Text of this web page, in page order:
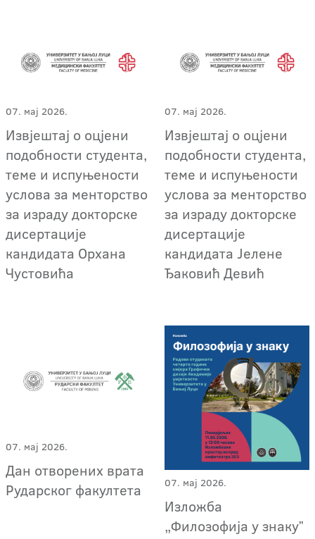
07. мај 2026.
Извјештај о оцјени
подобности студента,
теме и испуњености
услова за менторство
за израду докторске
дисертације
кандидата Орхана
Чустовића
07. мај 2026.
Извјештај о оцјени
подобности студента,
теме и испуњености
услова за менторство
за израду докторске
дисертације
кандидата Јелене
Ђаковић Девић
07. мај 2026.
Дан отворених врата
Рударског факултета
07. мај 2026.
Изложба
„Филозофија у знакуˮ